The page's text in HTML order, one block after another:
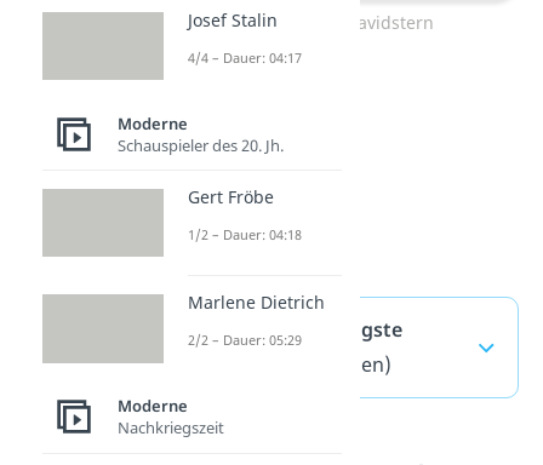
Zum Video: Davidstern
Swastika — häufigste
(ausklappen)
Josef Stalin
4/4 – Dauer: 04:17
Moderne
Schauspieler des 20. Jh.
Gert Fröbe
1/2 – Dauer: 04:18
Marlene Dietrich
2/2 – Dauer: 05:29
Moderne
Nachkriegszeit